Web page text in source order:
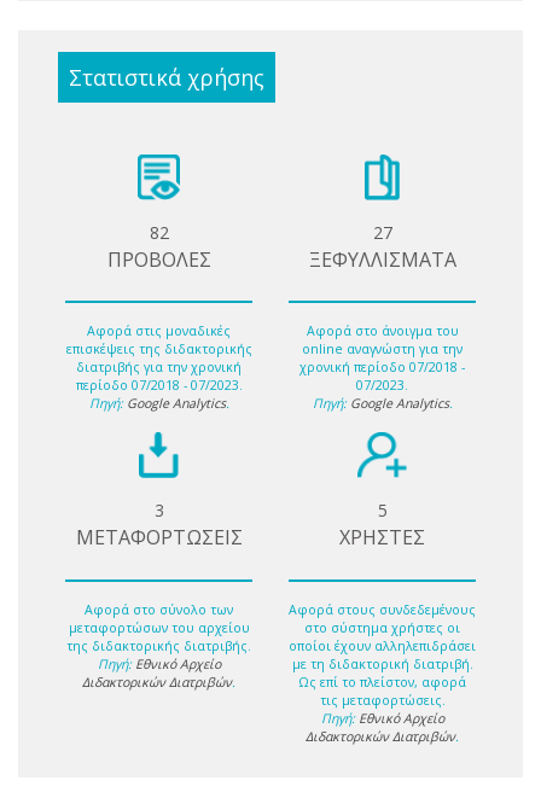
Στατιστικά χρήσης
82
ΠΡΟΒΟΛΕΣ
Αφορά στις μοναδικές
επισκέψεις της διδακτορικής
διατριβής για την χρονική
περίοδο 07/2018 - 07/2023.
Πηγή: Google Analytics.
27
ΞΕΦΥΛΛΙΣΜΑΤΑ
Αφορά στο άνοιγμα του
online αναγνώστη για την
χρονική περίοδο 07/2018 -
07/2023.
Πηγή: Google Analytics.
3
ΜΕΤΑΦΟΡΤΩΣΕΙΣ
Αφορά στο σύνολο των
μεταφορτώσων του αρχείου
της διδακτορικής διατριβής.
Πηγή: Εθνικό Αρχείο
Διδακτορικών Διατριβών.
5
ΧΡΗΣΤΕΣ
Αφορά στους συνδεδεμένους
στο σύστημα χρήστες οι
οποίοι έχουν αλληλεπιδράσει
με τη διδακτορική διατριβή.
Ως επί το πλείστον, αφορά
τις μεταφορτώσεις.
Πηγή: Εθνικό Αρχείο
Διδακτορικών Διατριβών.